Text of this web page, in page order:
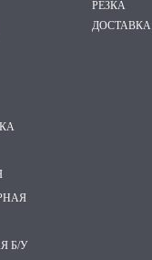
Б/У
РЕЗКА
ДОСТАВКА